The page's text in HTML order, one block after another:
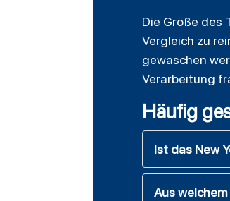
Die Größe des
Vergleich zu
gewaschen
Verarbeitung
Häufig
Ist das New
Aus